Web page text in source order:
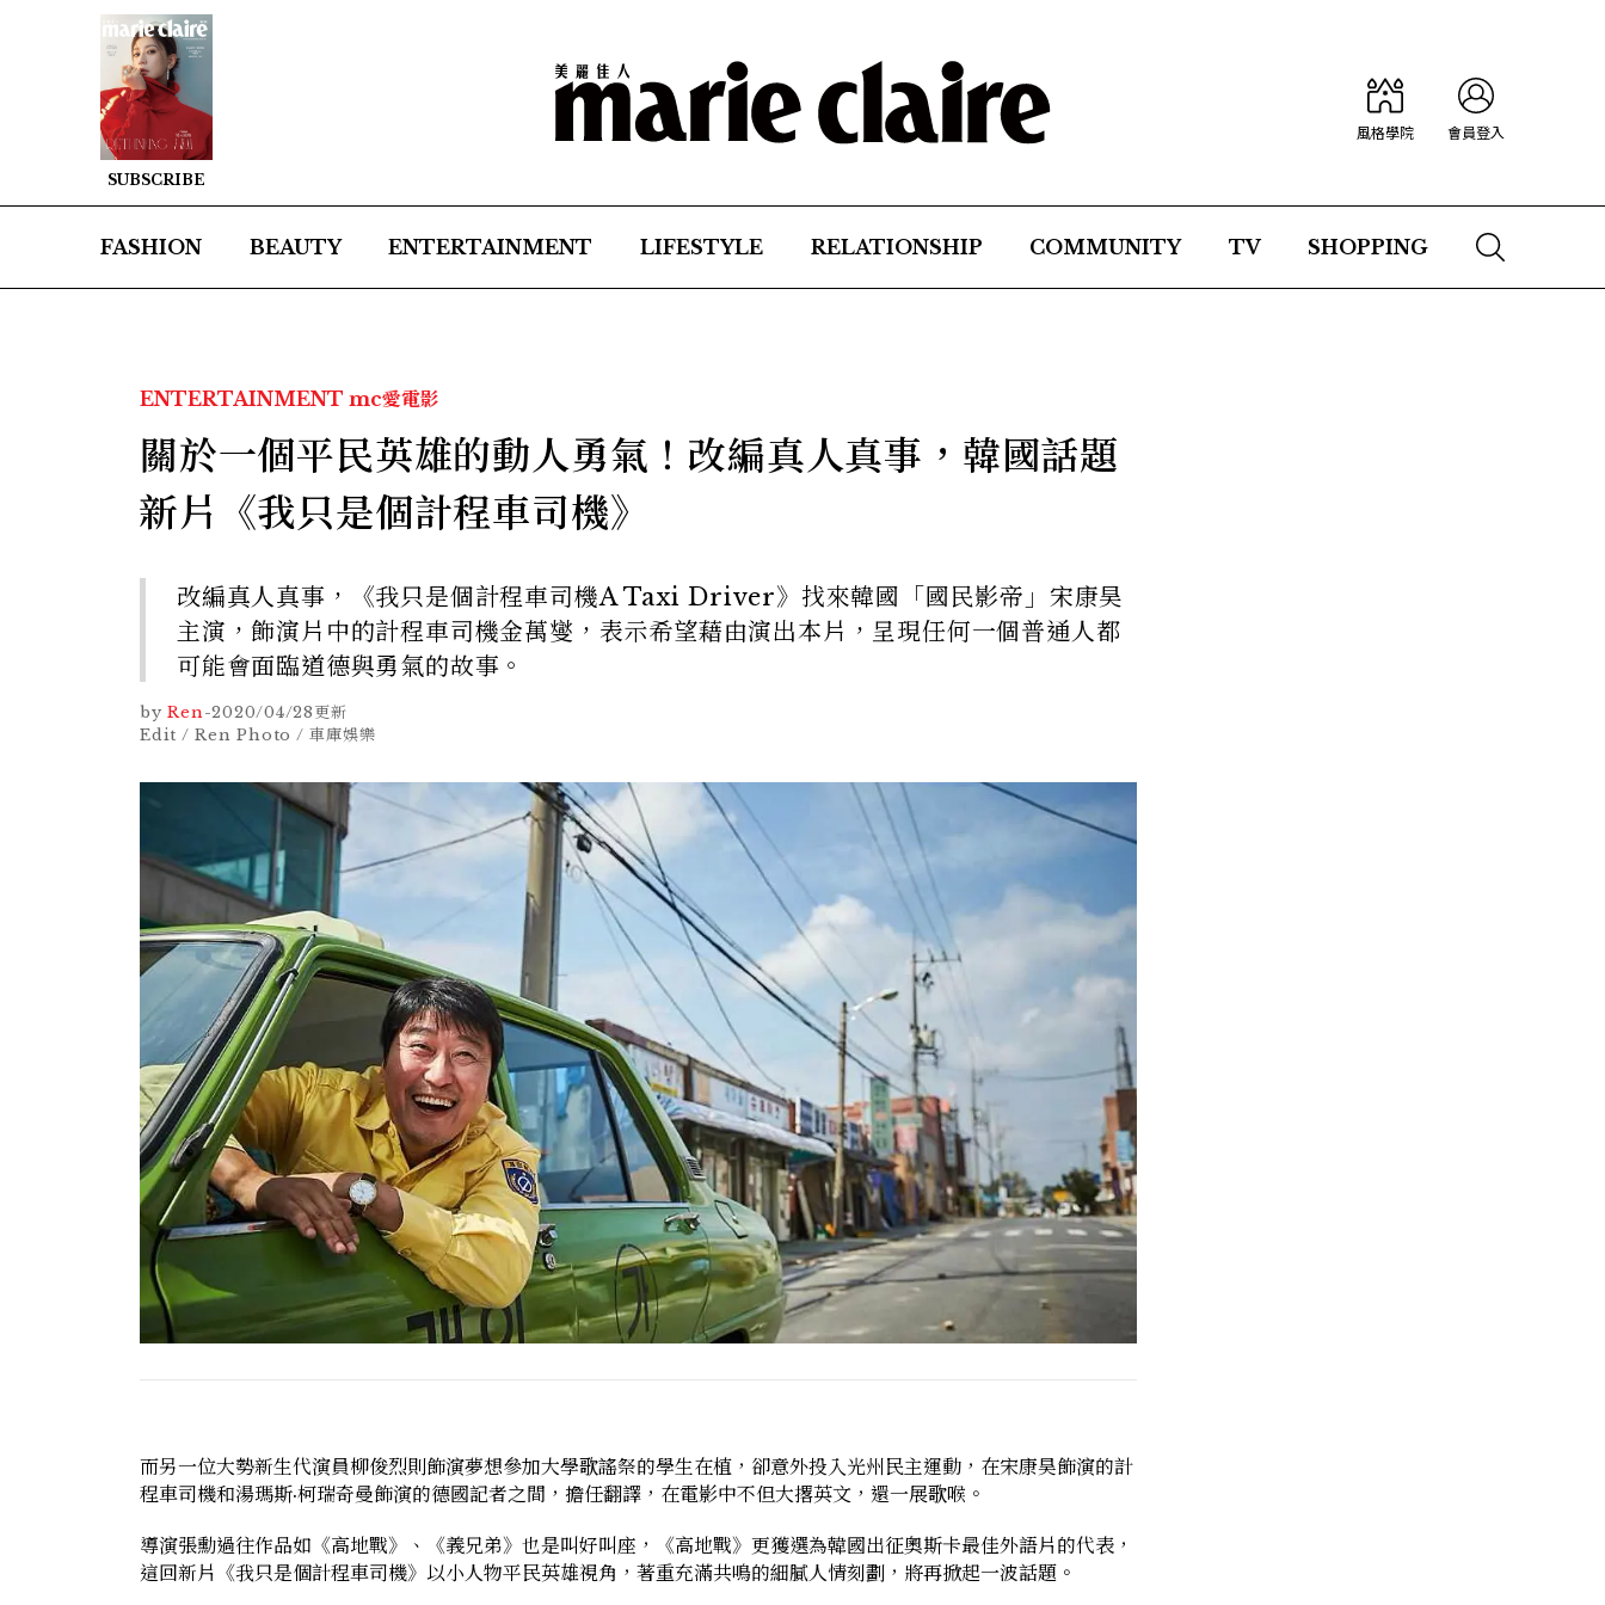
SUBSCRIBE
風格學院 會員登入
FASHION BEAUTY ENTERTAINMENT LIFESTYLE RELATIONSHIP COMMUNITY TV SHOPPING
ENTERTAINMENT mc愛電影
關於一個平民英雄的動人勇氣！改編真人真事，韓國話題
新片《我只是個計程車司機》
改編真人真事，《我只是個計程車司機A Taxi Driver》找來韓國「國民影帝」宋康昊
主演，飾演片中的計程車司機金萬燮，表示希望藉由演出本片，呈現任何一個普通人都
可能會面臨道德與勇氣的故事。
by Ren-2020/04/28更新
Edit / Ren Photo / 車庫娛樂
而另一位大勢新生代演員柳俊烈則飾演夢想參加大學歌謠祭的學生在植，卻意外投入光州民主運動，在宋康昊飾演的計
程車司機和湯瑪斯·柯瑞奇曼飾演的德國記者之間，擔任翻譯，在電影中不但大撂英文，還一展歌喉。
導演張勳過往作品如《高地戰》、《義兄弟》也是叫好叫座，《高地戰》更獲選為韓國出征奧斯卡最佳外語片的代表，
這回新片《我只是個計程車司機》以小人物平民英雄視角，著重充滿共鳴的細膩人情刻劃，將再掀起一波話題。